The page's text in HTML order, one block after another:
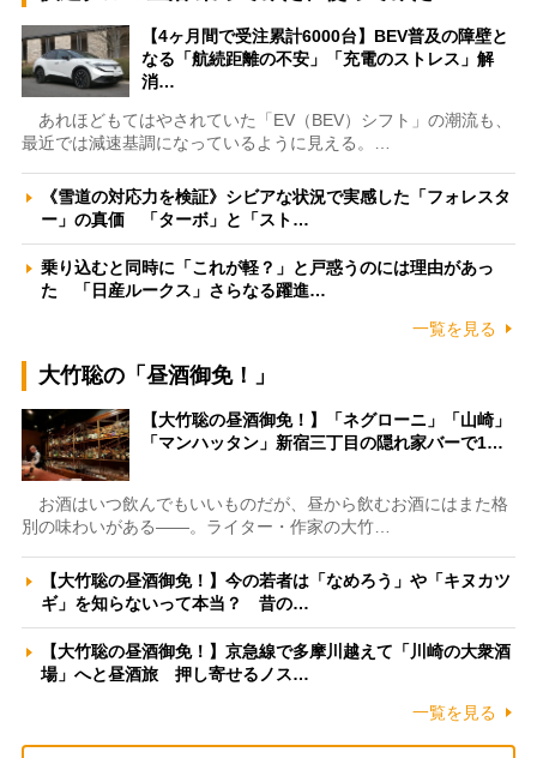
【4ヶ月間で受注累計6000台】BEV普及の障壁と
なる「航続距離の不安」「充電のストレス」解
消…
あれほどもてはやされていた「EV（BEV）シフト」の潮流も、
最近では減速基調になっているように見える。…
《雪道の対応力を検証》シビアな状況で実感した「フォレスタ
ー」の真価 「ターボ」と「スト…
乗り込むと同時に「これが軽？」と戸惑うのには理由があっ
た 「日産ルークス」さらなる躍進…
一覧を見る
大竹聡の「昼酒御免！」
【大竹聡の昼酒御免！】「ネグローニ」「山崎」
「マンハッタン」新宿三丁目の隠れ家バーで1…
お酒はいつ飲んでもいいものだが、昼から飲むお酒にはまた格
別の味わいがある――。ライター・作家の大竹…
【大竹聡の昼酒御免！】今の若者は「なめろう」や「キヌカツ
ギ」を知らないって本当？ 昔の…
【大竹聡の昼酒御免！】京急線で多摩川越えて「川崎の大衆酒
場」へと昼酒旅 押し寄せるノス…
一覧を見る